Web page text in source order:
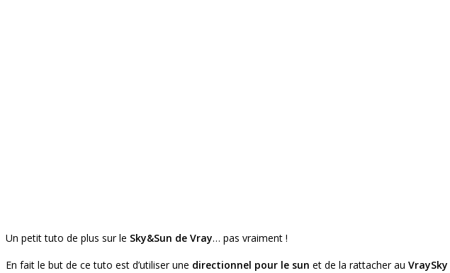
Un petit tuto de plus sur le Sky&Sun de Vray… pas vraiment !
En fait le but de ce tuto est d’utiliser une directionnel pour le sun et de la rattacher au VraySky